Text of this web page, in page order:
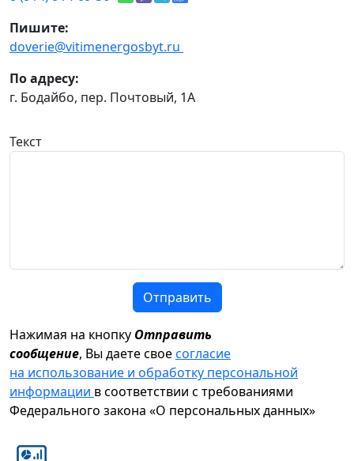
Пишите:
doverie@vitimenergosbyt.ru
По адресу:
г. Бодайбо, пер. Почтовый, 1А
Текст
Отправить
Нажимая на кнопку Отправить
сообщение, Вы даете своесогласие
на использование и обработку персональной
информации в соответствии с требованиями
Федерального закона «О персональных данных»